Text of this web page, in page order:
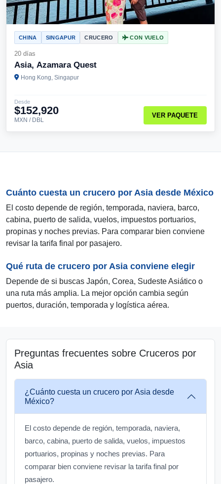
CHINA SINGAPUR CRUCERO CON VUELO
20 días
Asia, Azamara Quest
Hong Kong, Singapur
Desde
$152,920
MXN / DBL
VER PAQUETE
Cuánto cuesta un crucero por Asia desde México
El costo depende de región, temporada, naviera, barco,
cabina, puerto de salida, vuelos, impuestos portuarios,
propinas y noches previas. Para comparar bien conviene
revisar la tarifa final por pasajero.
Qué ruta de crucero por Asia conviene elegir
Depende de si buscas Japón, Corea, Sudeste Asiático o
una ruta más amplia. La mejor opción cambia según
puertos, duración, temporada y logística aérea.
Preguntas frecuentes sobre Cruceros por
Asia
¿Cuánto cuesta un crucero por Asia desde
México?
El costo depende de región, temporada, naviera,
barco, cabina, puerto de salida, vuelos, impuestos
portuarios, propinas y noches previas. Para
comparar bien conviene revisar la tarifa final por
pasajero.